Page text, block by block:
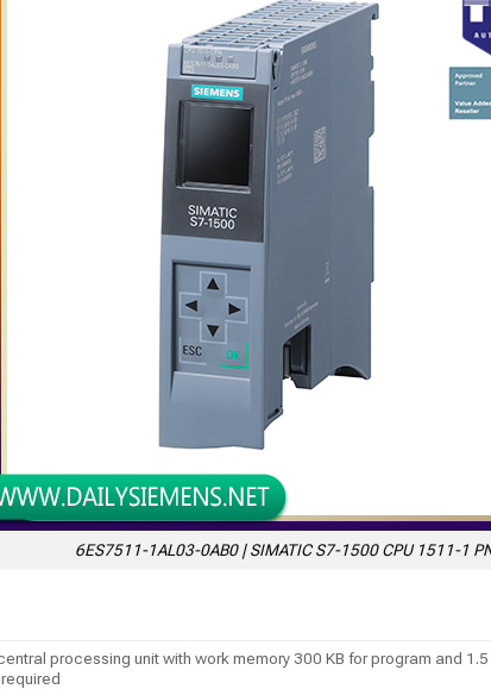
6ES7511-1AL03-0AB0 | SIMATIC S7-1500 CPU 1511-1
processing unit with work memory 300 KB for program and